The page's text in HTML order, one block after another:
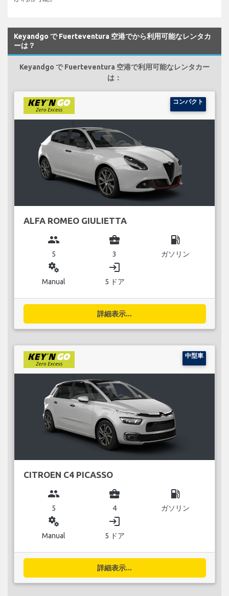
Keyandgo で Fuerteventura 空港でから利用可能なレンタカ
ーは？
Keyandgo で Fuerteventura 空港で利用可能なレンタカー
は：
コンパクト
ALFA ROMEO GIULIETTA
group
5
business_center
3
local_gas_station
ガソリン
miscellaneous_services
Manual
login
5 ドア
詳細表示...
中型車
CITROEN C4 PICASSO
group
5
business_center
4
local_gas_station
ガソリン
miscellaneous_services
Manual
login
5 ドア
詳細表示...